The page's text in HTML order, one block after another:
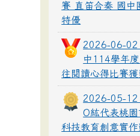
賽 直笛合奏 國中
特優
2026-06-02
中114學年
往閱讀心得比賽獲
2026-05-12
O紘代表桃園
科技教育創意實